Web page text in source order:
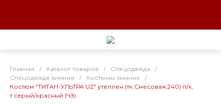
Главная / Каталог товаров / Спецодежда
/
Спецодежда зимняя
/ Костюмы зимние
/
Костюм "ТИТАН-УЛЬТРА UZ" утеплен.(тк.Смесовая,240) п/к,
т.серый/красный (ЧЗ)